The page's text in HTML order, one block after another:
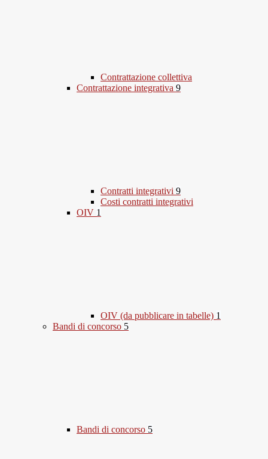
Contrattazione collettiva
Contrattazione integrativa 9
Contratti integrativi 9
Costi contratti integrativi
OIV 1
OIV (da pubblicare in tabelle) 1
Bandi di concorso 5
Bandi di concorso 5